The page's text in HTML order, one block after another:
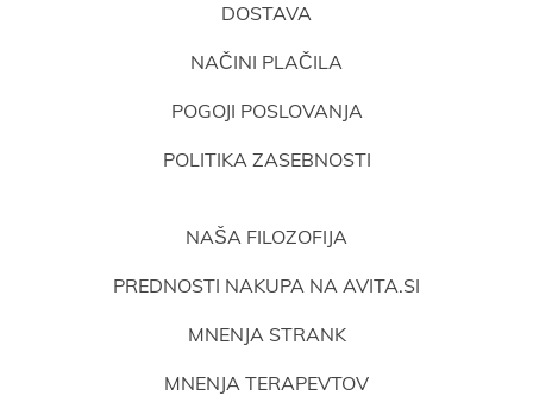
DOSTAVA
NAČINI PLAČILA
POGOJI POSLOVANJA
POLITIKA ZASEBNOSTI
NAŠA FILOZOFIJA
PREDNOSTI NAKUPA NA AVITA.SI
MNENJA STRANK
MNENJA TERAPEVTOV